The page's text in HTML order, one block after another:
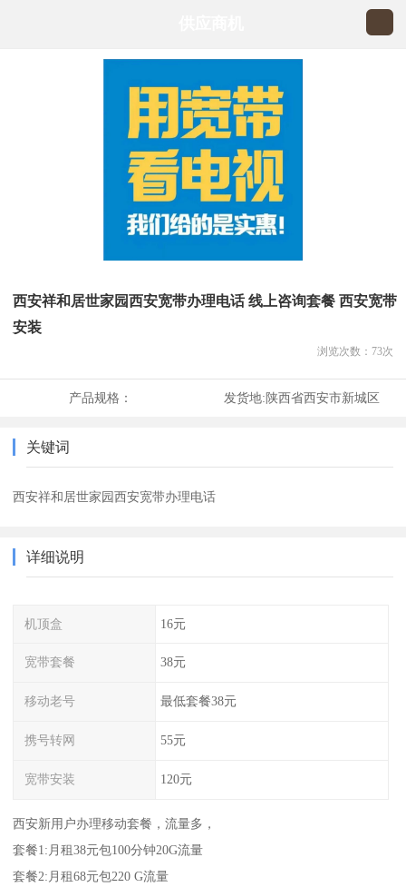
西安祥和居世家园西安宽带办理电话 线上咨询套餐 西安宽带
安装
浏览次数： 73次
产品规格： 发货地:陕西省西安市新城区
关键词
西安祥和居世家园西安宽带办理电话
详细说明
机顶盒 16元
宽带套餐 38元
移动老号 最低套餐38元
携号转网 55元
宽带安装 120元
西安新用户办理移动套餐，流量多，
套餐1:月租38元包100分钟20G流量
套餐2:月租68元包220 G流量